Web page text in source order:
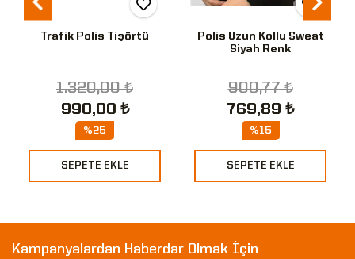
Trafik Polis Tişörtü
1.320,00 ₺
990,00 ₺
%25
SEPETE EKLE
Polis Uzun Kollu Sweat
Siyah Renk
900,77 ₺
769,89 ₺
%15
SEPETE EKLE
Kampanyalardan Haberdar Olmak İçin